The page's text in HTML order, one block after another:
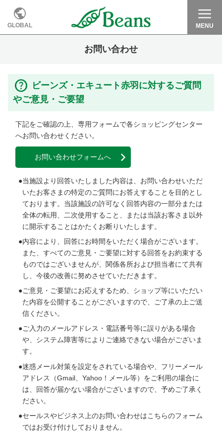
GLOBAL MENU
お問い合わせ
ビーンズ・エキュート赤羽に対するご質問
やご意見・ご要望
下記をご確認の上、専用フォームで各ショッピングセンター
へお問い合わせください。
お問い合わせフォームへ
当施設より回答いたしました内容は、お問い合わせいただ
いたお客さまの特定のご質問にお答えすることを目的とし
ております。当該施設の許可なく回答内容の一部分または
全体の転用、二次使用すること、または当該お客さま以外
に開示することはかたくお断りいたします。
内容により、回答にお時間をいただく場合がございます。
また、すべてのご意見・ご要望に対する回答をお約束する
ものではございませんが、関係各所および担当者にて共有
し、今後の改善に努めさせていただきます。
ご意見・ご要望にお応えするため、ショップ等にいただい
た内容を公開することがございますので、ご了承の上ご送
信ください。
ご入力のメールアドレス・電話番号等に誤りがある場合
や、システム障害等によりご連絡できない場合がございま
す。
迷惑メール対策を設定をされている場合や、フリーメール
アドレス（Gmail、Yahoo！メール等）をご利用の場合に
は、回答が届かない場合がございますので、予めご了承く
ださい。
セールスやビジネス上のお問い合わせはこちらのフォーム
ではお受け付けしておりません。